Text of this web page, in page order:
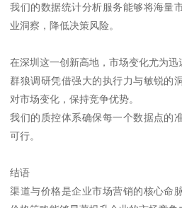
我们的数据统计分析服务能够将海量
业洞察，降低决策风险。
在深圳这一创新高地，市场变化尤为迅
群狼调研凭借强大的执行力与敏锐的
对市场变化，保持竞争优势。
我们的质控体系确保每一个数据点的
可行。
结语
渠道与价格是企业市场营销的核心命